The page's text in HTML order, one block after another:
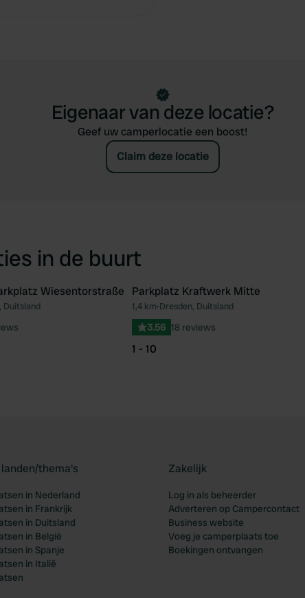
Eigenaar van deze locatie?
Geef uw camperlocatie een boost!
Claim deze locatie
in de buurt
Favoriet
Wiesentorstraße
Duitsland
Parkplatz Kraftwerk Mitte
1,4 km•Dresden, Duitsland
3.56 18 reviews
1 - 10
thema's
in Nederland
in Frankrijk
in Duitsland
in België
in Spanje
in Italië
Zakelijk
Log in als beheerder
Adverteren op Campercontact
Business website
Voeg je camperplaats toe
Boekingen ontvangen